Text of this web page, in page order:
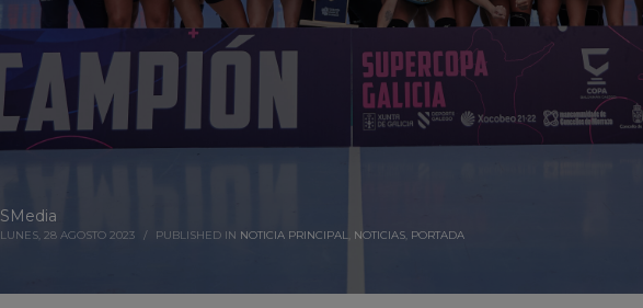
SMedia
LUNES, 28 AGOSTO 2023 / PUBLISHED IN NOTICIA PRINCIPAL NOTICIAS, PORTADA